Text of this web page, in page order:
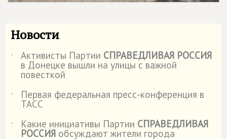
Новости
˙ Активисты Партии СПРАВЕДЛИВАЯ РОССИЯ
в Донецке вышли на улицы с важной
повесткой
˙
Первая федеральная пресс-конференция в
ТАСС
˙
Какие инициативы Партии СПРАВЕДЛИВАЯ
РОССИЯ обсуждают жители города